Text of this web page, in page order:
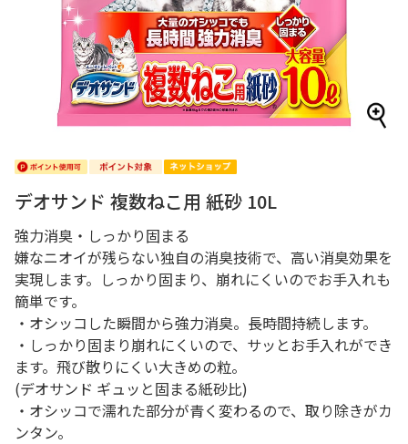
デオサンド 複数ねこ用 紙砂 10L
強力消臭・しっかり固まる
嫌なニオイが残らない独自の消臭技術で、高い消臭効果を
実現します。しっかり固まり、崩れにくいのでお手入れも
簡単です。
・オシッコした瞬間から強力消臭。長時間持続します。
・しっかり固まり崩れにくいので、サッとお手入れができ
ます。飛び散りにくい大きめの粒。
(デオサンド ギュッと固まる紙砂比)
・オシッコで濡れた部分が青く変わるので、取り除きがカ
ンタン。